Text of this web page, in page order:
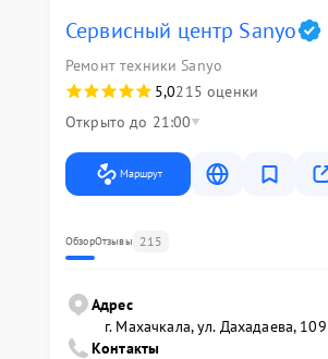
Сервисный центр Sanyo
Ремонт техники Sanyo
5,0215 оценки
Открыто до 21:00
Маршрут
ОбзорОтзывы 215
Адрес
г. Махачкала, ул. Дахадаева, 109
Контакты